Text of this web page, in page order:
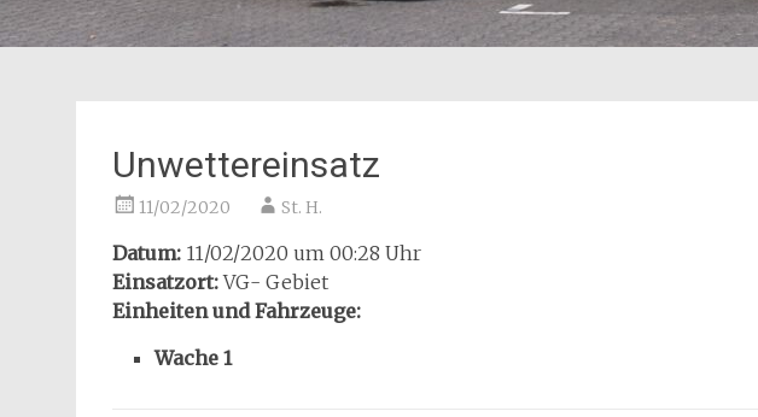
Unwettereinsatz
11/02/2020 St. H.
Datum: 11/02/2020 um 00:28 Uhr
Einsatzort:VG- Gebiet
Einheiten und Fahrzeuge:
Wache 1